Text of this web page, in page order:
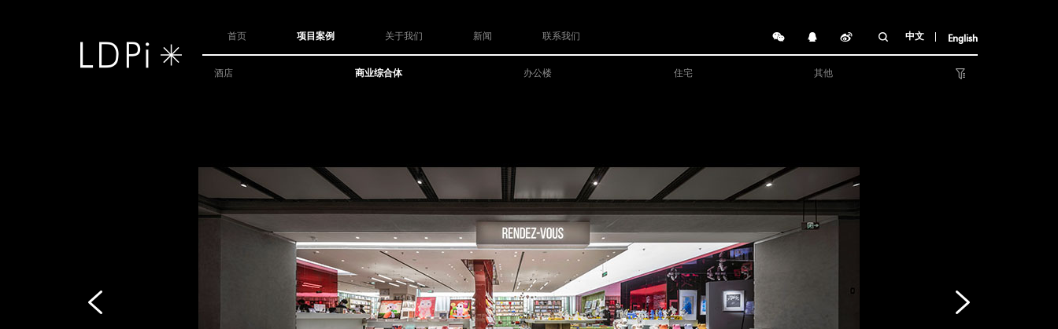
首页 项目案例
酒店 商业综合体 办公楼 住宅 其他
关于我们 新闻 联系我们 中文 English